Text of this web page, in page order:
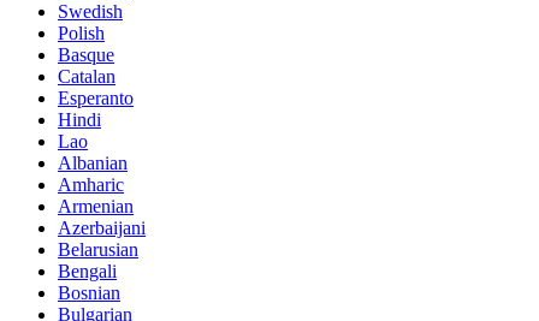
Swedish
Polish
Basque
Catalan
Esperanto
Hindi
Lao
Albanian
Amharic
Armenian
Azerbaijani
Belarusian
Bengali
Bosnian
Bulgarian